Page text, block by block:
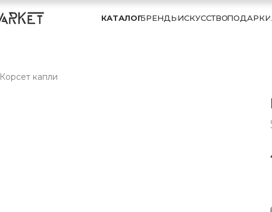
КАТАЛОГБРЕНДЫИСКУССТВОПОДАРКИ
Корсет капли